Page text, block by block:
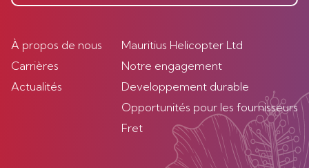
À propos de nous
Carrières
Actualités
Mauritius Helicopter Ltd
Notre engagement
Developpement durable
Opportunités pour les fournisseurs
Fret